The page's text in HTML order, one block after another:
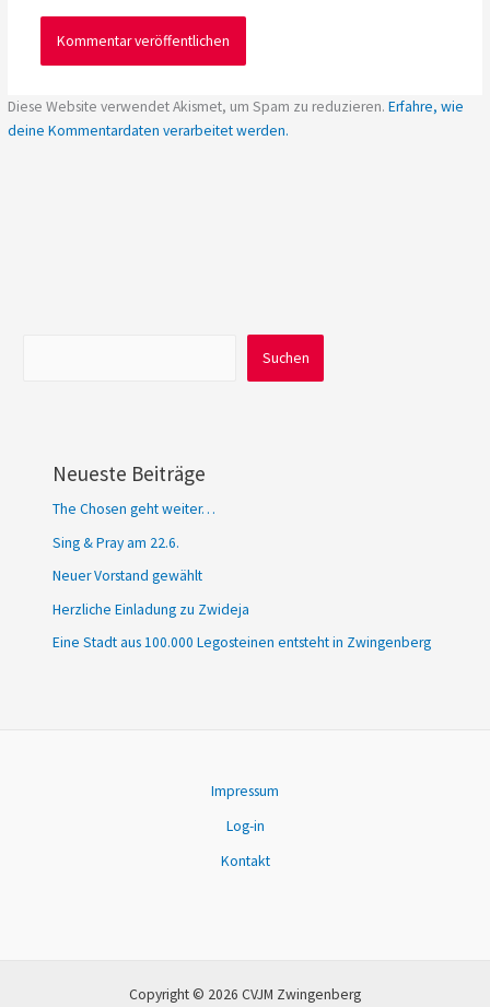
Diese Website verwendet Akismet, um Spam zu reduzieren.Erfahre, wie
deine Kommentardaten verarbeitet werden.
Suchen
Neueste Beiträge
The Chosen geht weiter…
Sing & Pray am 22.6.
Neuer Vorstand gewählt
Herzliche Einladung zu Zwideja
Eine Stadt aus 100.000 Legosteinen entsteht in Zwingenberg
Impressum
Log-in
Kontakt
Copyright © 2026 CVJM Zwingenberg